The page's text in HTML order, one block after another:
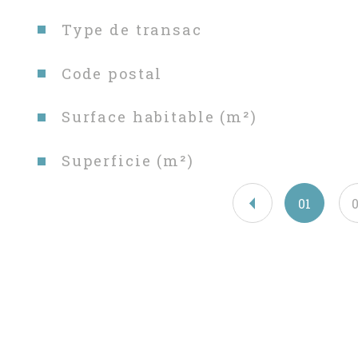
Caractéristiques Valeurs
Type de transac
Code postal
Surface habitable (m²)
Superficie (m²)
01